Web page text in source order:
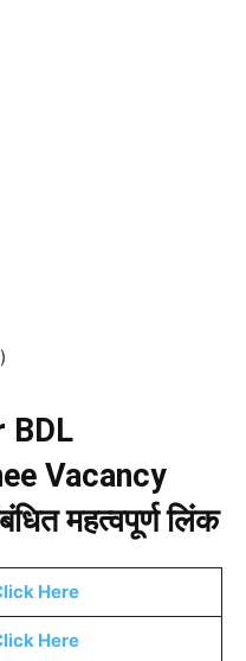
BDL
Vacancy
महत्वपूर्ण लिंक
Here
Here